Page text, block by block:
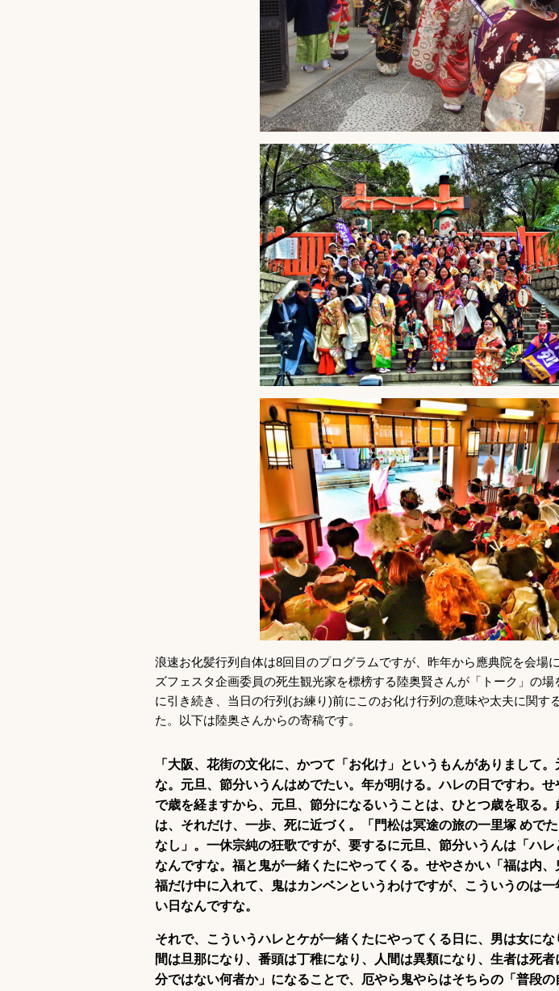
浪速お化髪行列自体は8回目のプログラムですが、昨年から應典院を会場
ズフェスタ企画委員の死生観光家を標榜する陸奥賢さんが「トーク」の
に引き続き、当日の行列(お練り)前にこのお化け行列の意味や太夫に関す
た。以下は陸奥さんからの寄稿です。
「大阪、花街の文化に、かつて「お化け」というもんがありまして
な。元旦、節分いうんはめでたい。年が明ける。ハレの日ですわ。せ
で歳を経ますから、元旦、節分になるいうことは、ひとつ歳を取る。
は、それだけ、一歩、死に近づく。「門松は冥途の旅の一里塚 めで
なし」。一休宗純の狂歌ですが、要するに元旦、節分いうんは「ハレ
なんですな。福と鬼が一緒くたにやってくる。せやさかい「福は内、
福だけ中に入れて、鬼はカンベンというわけですが、こういうのは一
い日なんですな。
それで、こういうハレとケが一緒くたにやってくる日に、男は女に
間は旦那になり、番頭は丁稚になり、人間は異類になり、生者は死
分ではない何者か」になることで、厄やら鬼やらはそちらの「普段の